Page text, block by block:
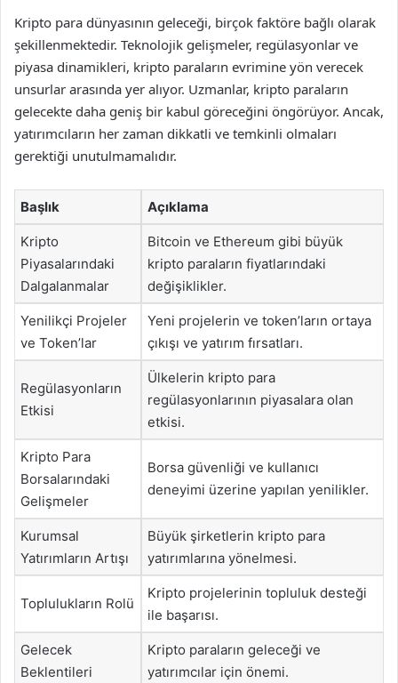
Kripto para dünyasının geleceği, birçok faktöre bağlı olarak
şekillenmektedir. Teknolojik gelişmeler, regülasyonlar ve
piyasa dinamikleri, kripto paraların evrimine yön verecek
unsurlar arasında yer alıyor. Uzmanlar, kripto paraların
gelecekte daha geniş bir kabul göreceğini öngörüyor. Ancak,
yatırımcıların her zaman dikkatli ve temkinli olmaları
gerektiği unutulmamalıdır.
Başlık Açıklama
Kripto
Piyasalarındaki
Dalgalanmalar
Bitcoin ve Ethereum gibi büyük
kripto paraların fiyatlarındaki
değişiklikler.
Yenilikçi Projeler
ve Token’lar
Yeni projelerin ve token’ların ortaya
çıkışı ve yatırım fırsatları.
Regülasyonların
Etkisi
Ülkelerin kripto para
regülasyonlarının piyasalara olan
etkisi.
Kripto Para
Borsalarındaki
Gelişmeler
Borsa güvenliği ve kullanıcı
deneyimi üzerine yapılan yenilikler.
Kurumsal
Yatırımların Artışı
Büyük şirketlerin kripto para
yatırımlarına yönelmesi.
Toplulukların Rolü
Kripto projelerinin topluluk desteği
ile başarısı.
Gelecek
Beklentileri
Kripto paraların geleceği ve
yatırımcılar için önemi.